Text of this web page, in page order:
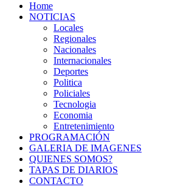
Home
NOTICIAS
Locales
Regionales
Nacionales
Internacionales
Deportes
Politica
Policiales
Tecnologia
Economia
Entretenimiento
PROGRAMACIÓN
GALERIA DE IMAGENES
QUIENES SOMOS?
TAPAS DE DIARIOS
CONTACTO